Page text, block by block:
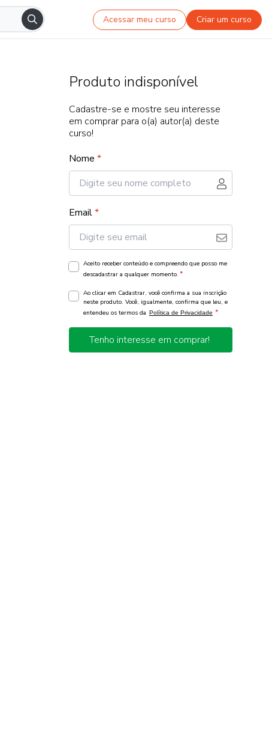
Acessar meu curso Criar um curso
Produto indisponível
Cadastre-se e mostre seu interesse
em comprar para o(a) autor(a) deste
curso!
Nome *
Email*
Aceito receber conteúdo e compreendo que posso me
descadastrar a qualquer momento. *
Ao clicar em Cadastrar, você confirma a sua inscrição
neste produto. Você, igualmente, confirma que leu, e
entendeu os termos da Política de Privacidade *
Tenho interesse em comprar!